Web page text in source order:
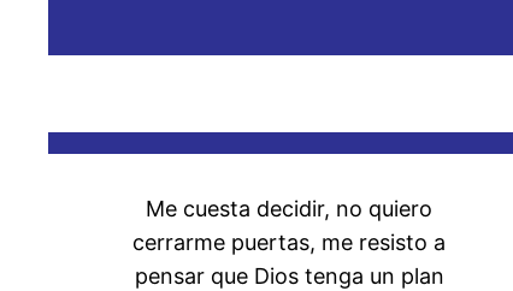
Me cuesta decidir, no quiero
cerrarme puertas, me resisto a
pensar que Dios tenga un plan